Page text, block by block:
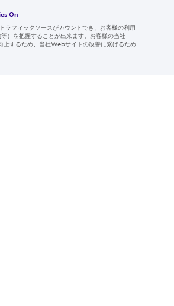
約
& Language:
Japan | JP
On
フィックソースがカウントでき、お客様の利用
）を把握することが出来ます。お客様の当社
上するため、当社Webサイトの改善に繋げるため